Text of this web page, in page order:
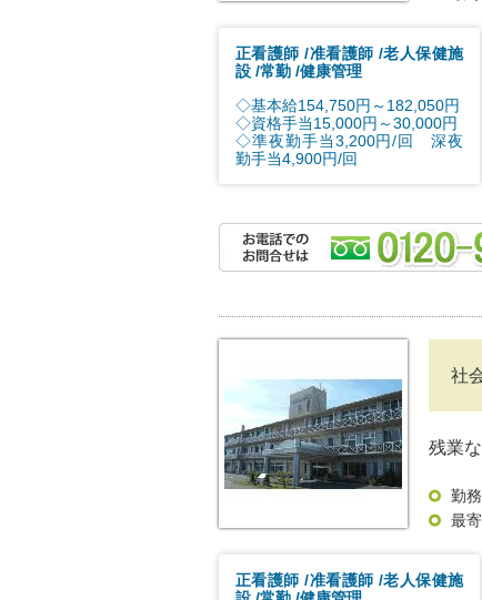
正看護師 准看護師 老人保健施
設 常勤 健康管理
◇基本給154,750円～182,050円
◇資格手当15,000円～30,000円
◇準夜勤手当3,200円/回 深夜
勤手当4,900円/回
社
残業
勤
最
正看護師 准看護師 老人保健施